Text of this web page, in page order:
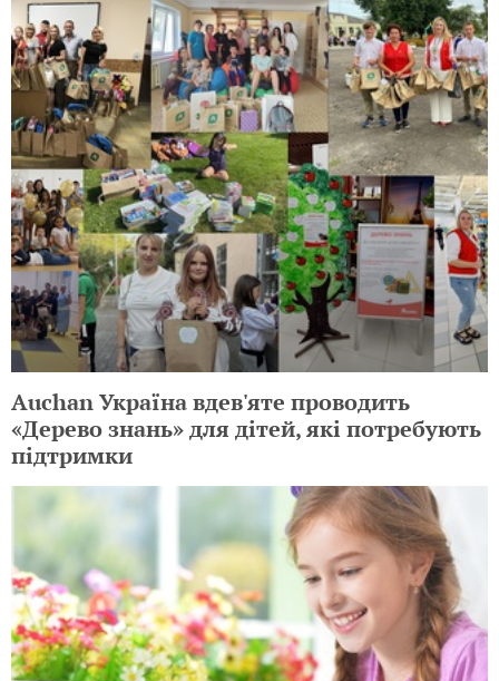
Auchan Україна вдев'яте проводить
«Дерево знань» для дітей, які потребують
підтримки